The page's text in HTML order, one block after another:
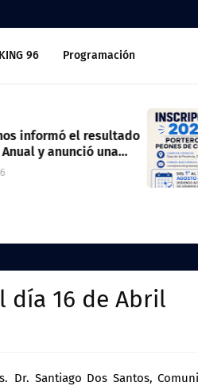
96 Programación
y Peones de
día 16 de Abril
Dr. Santiago Dos Santos,